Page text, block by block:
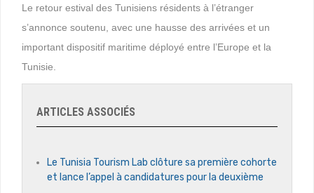
Le retour estival des Tunisiens résidents à l’étranger
s’annonce soutenu, avec une hausse des arrivées et un
important dispositif maritime déployé entre l’Europe et la
Tunisie.
ARTICLES ASSOCIÉS
Le Tunisia Tourism Lab clôture sa première cohorte
et lance l’appel à candidatures pour la deuxième